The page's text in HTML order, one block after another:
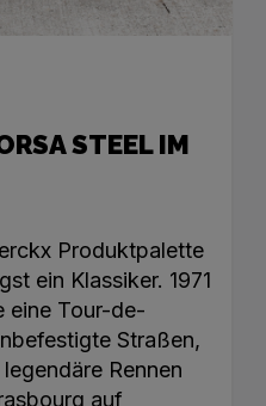
STEEL IM
Produktpalette
ein Klassiker. 1971
eine Tour-de-
Straßen,
Rennen
auf